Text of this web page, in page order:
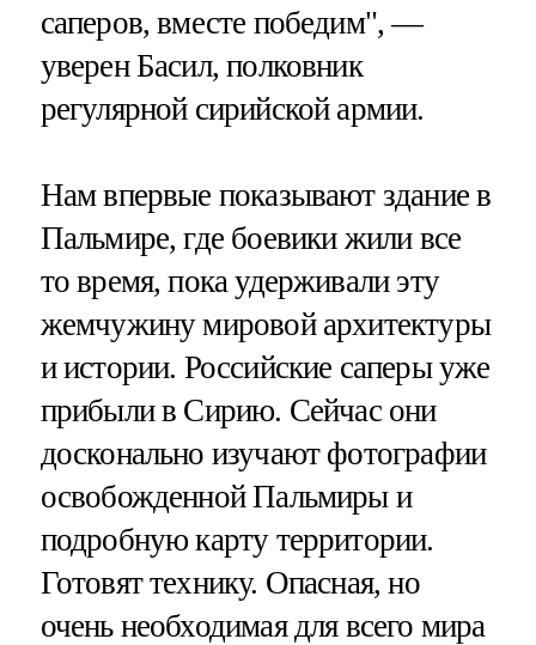
саперов, вместе победим", —
уверен Басил, полковник
регулярной сирийской армии.
Нам впервые показывают здание в
Пальмире, где боевики жили все
то время, пока удерживали эту
жемчужину мировой архитектуры
и истории. Российские саперы уже
прибыли в Сирию. Сейчас они
досконально изучают фотографии
освобожденной Пальмиры и
подробную карту территории.
Готовят технику. Опасная, но
очень необходимая для всего мира